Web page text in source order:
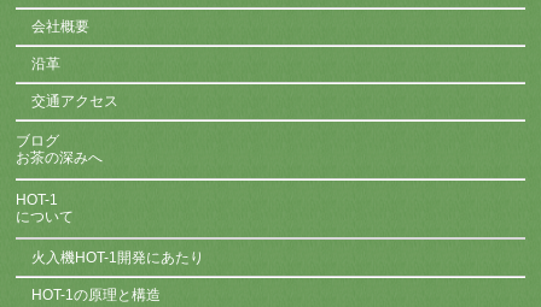
会社概要
沿革
交通アクセス
ブログ
お茶の深みへ
HOT-1
について
火入機HOT-1開発にあたり
HOT-1の原理と構造